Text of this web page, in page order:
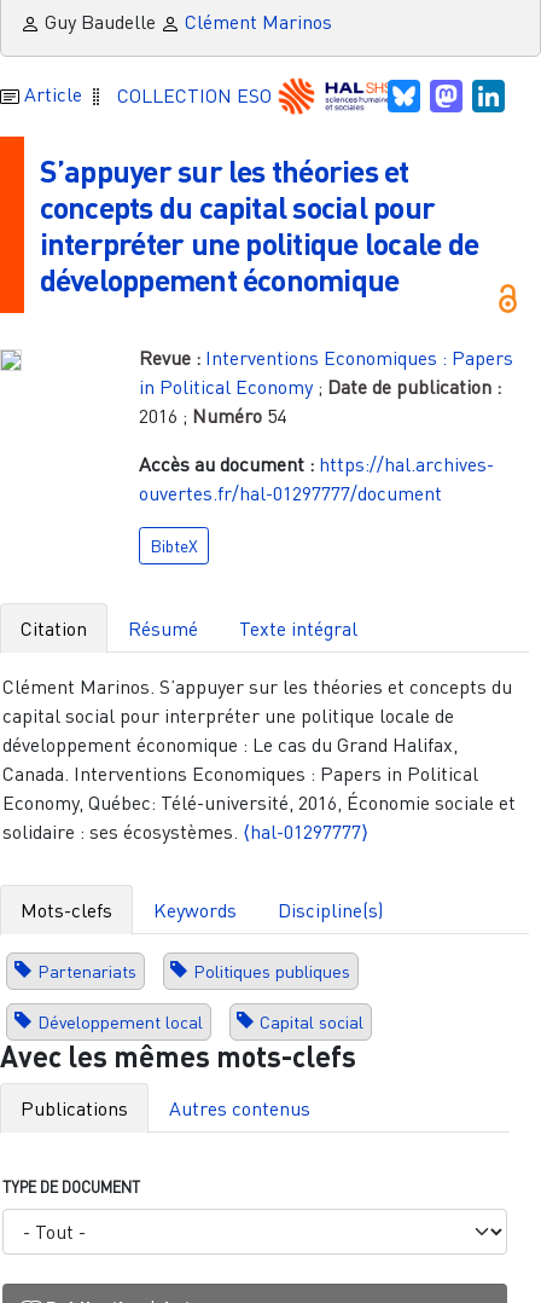
Guy Baudelle Clément Marinos
Article COLLECTION ESO Bluesky
S’appuyer sur les théories et
concepts du capital social pour
interpréter une politique locale de
développement économique
Revue : Interventions Economiques : Papers
in Political Economy ; Date de publication :
2016 ; Numéro 54
Accès au document : https://hal.archives-
ouvertes.fr/hal-01297777/document
BibteX
Citation Résumé Texte intégral
Clément Marinos. S’appuyer sur les théories et concepts du
capital social pour interpréter une politique locale de
développement économique : Le cas du Grand Halifax,
Canada. Interventions Economiques : Papers in Political
Economy, Québec: Télé-université, 2016, Économie sociale et
solidaire : ses écosystèmes. ⟨hal-01297777⟩
Mots-clefs Keywords Discipline(s)
Partenariats Politiques publiques
Développement local Capital social
Avec les mêmes mots-clefs
Publications Autres contenus
TYPE DE DOCUMENT